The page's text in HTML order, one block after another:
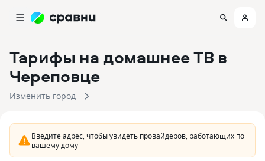
Тарифы на домашнее ТВ в
Череповце
Изменить город
Введите адрес, чтобы увидеть провайдеров, работающих по
вашему дому